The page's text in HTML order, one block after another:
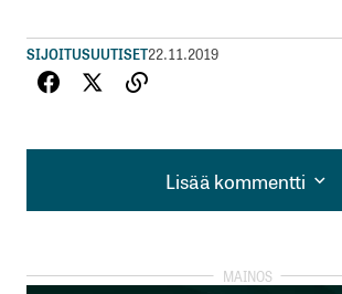
SIJOITUSUUTISET22.11.2019
Lisää kommentti
Lisää kommentti